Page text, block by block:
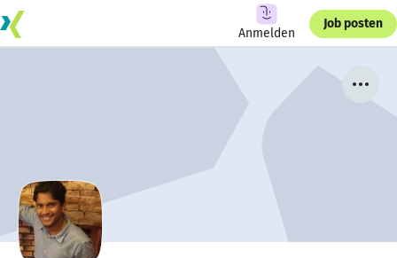
Anmelden
Job posten